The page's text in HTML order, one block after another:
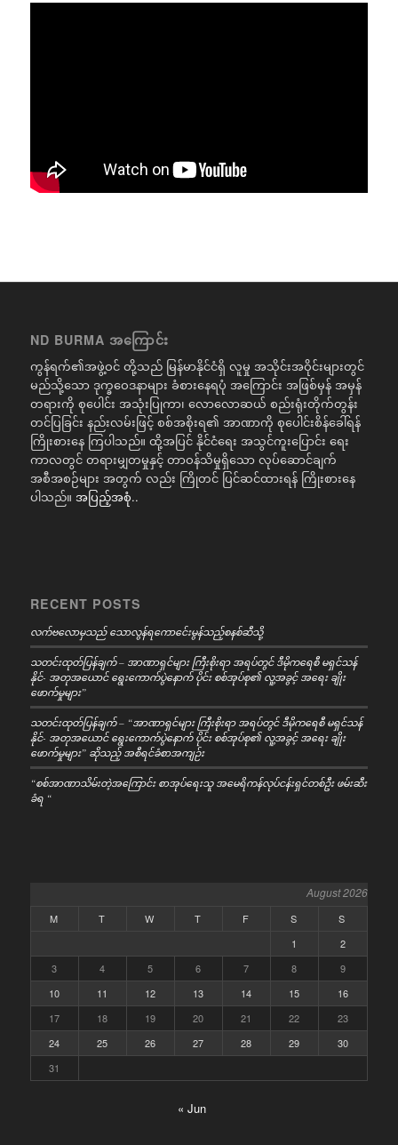
ND BURMA အကြောင်း
ကွန်ရက်၏အဖွဲ့ဝင် တို့သည် မြန်မာနိုင်ငံရှိ လူမှု အသိုင်းအဝိုင်းများတွင်
မည်သို့သော ဒုက္ခဝေဒနာများ ခံစားနေရပုံ အကြောင်း အဖြစ်မှန် အမှန်
တရားကို စုပေါင်း အသုံးပြုကာ၊ လောလောဆယ် စည်းရုံးတိုက်တွန်း
တင်ပြခြင်း နည်းလမ်းဖြင့် စစ်အစိုးရ၏ အာဏာကို စုပေါင်းစိန်ခေါ်ရန်
ကြိုးစားနေ ကြပါသည်။ ထို့အပြင် နိုင်ငံရေး အသွင်ကူးပြောင်း ရေး
ကာလတွင် တရားမျှတမှုနှင့် တာဝန်သိမှုရှိသော လုပ်ဆောင်ချက်
အစီအစဉ်များ အတွက် လည်း ကြိုတင် ပြင်ဆင်ထားရန် ကြိုးစားနေ
ပါသည်။ အပြည့်အစုံ..
RECENT POSTS
လက်ဗလောမှသည် သောလွန်ရကောင်ေးမွန်သည့်စနစ်ဆီသို့
သတင်းထုတ်ပြန်ချက် – အာဏာရှင်များ ကြီးစိုးရာ အရပ်တွင် ဒီမိုကရေစီ မရှင်သန်
နိုင်- အတုအယောင် ရွေးကောက်ပွဲနောက် ပိုင်း စစ်အုပ်စု၏ လူ့အခွင့် အရေး ချိုး
ဖောက်မှုများ”
သတင်းထုတ်ပြန်ချက် – “အာဏာရှင်များ ကြီးစိုးရာ အရပ်တွင် ဒီမိုကရေစီ မရှင်သန်
နိုင်- အတုအယောင် ရွေးကောက်ပွဲနောက် ပိုင်း စစ်အုပ်စု၏ လူ့အခွင့် အရေး ချိုး
ဖောက်မှုများ” ဆိုသည့် အစီရင်ခံစာအကျဉ်း
“စစ်အာဏာသိမ်းတဲ့အကြောင်း စာအုပ်ရေးသူ အမေရိကန်လုပ်ငန်းရှင်တစ်ဦး ဖမ်းဆီး
ခံရ “
August 2026
M T W T F S
S
1
2
3
4 5 6 7 8
9
10
11 12 13 14 15
16
17
18 19 20 21 22
23
24
25 26 27 28 29
30
31
« Jun